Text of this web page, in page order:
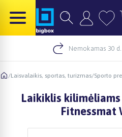
Nemokamas 30
/Laisvalaikis, sportas, turizmas/Sporto
Laikiklis
Fitnessmat